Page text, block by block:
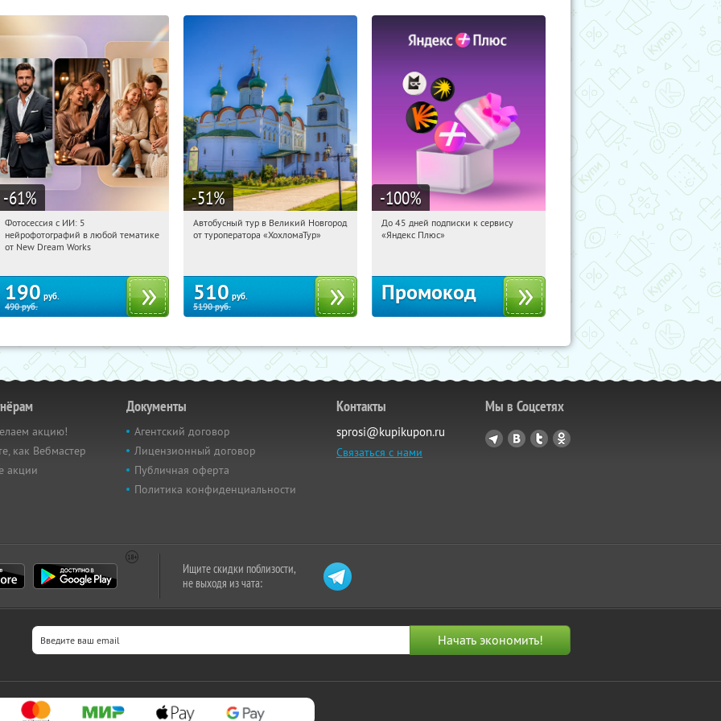
-61%
00:28:33
Россия
Фотосессия с ИИ: 5
нейрофотографий в любой тематике
от New Dream Works
190 руб.
490руб.
-51%
00:28:33 Купили:2
Автобусный тур в Великий Новгород
от туроператора «ХохломаТур»
510 руб.
5190руб.
-100%
00:28:33 Получили:
До 45 дней подписки к сервису
«Яндекс Плюс»
Промокод
акцию!
как Вебмастер
акции
Документы
Агентский договор
Лицензионный договор
Публичная оферта
Политика конфиденциальности
Контакты
sprosi@kupikupon.ru
Связаться с нами
Мы в Соцсетях
Ищите скидки поблизости,
не выходя из чата: